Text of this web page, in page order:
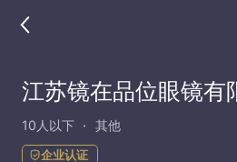
江苏镜在品位眼镜有
10人以下 其他
企业认证